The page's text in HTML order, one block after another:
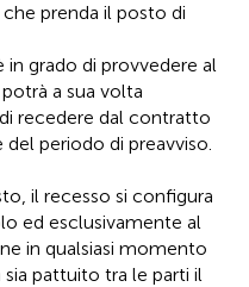
prenda il posto di
grado di provvedere al
a sua volta
recedere dal contratto
periodo di preavviso.
il recesso si configura
ed esclusivamente al
in qualsiasi momento
pattuito tra le parti il